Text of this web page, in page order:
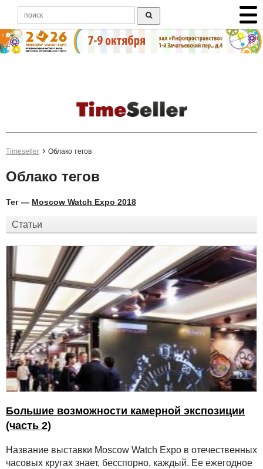
Timeseller Облако тегов
Облако тегов
Тег — Moscow Watch Expo 2018
Статьи
Большие возможности камерной экспозиции
(часть 2)
Название выставки Moscow Watch Expo в отечественных
часовых кругах знает, бесспорно, каждый. Ее ежегодное